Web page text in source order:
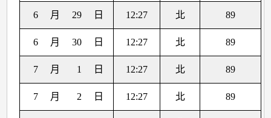
6 月 29 日 12:27 北 89
6 月 30 日 12:27 北 89
7 月 1 日 12:27 北 89
7 月 2 日 12:27 北 89